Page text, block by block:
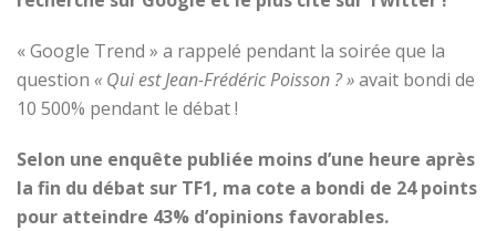
« Google Trend » a rappelé pendant la soirée que la
question « Qui est Jean-Frédéric Poisson ? »avait bondi de
10 500% pendant le débat !
Selon une enquête publiée moins d’une heure après
la fin du débat sur TF1, ma cote a bondi de 24 points
pour atteindre 43% d’opinions favorables.